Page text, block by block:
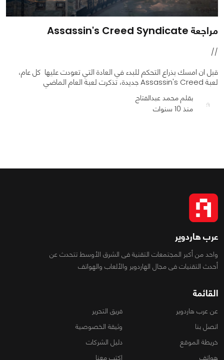
مراجعة Assassin's Creed Syndicate
//
قبل ان امسك بذراع التحكم للبدء في العادة التي تعودت عليها كل عام،
لعبة Assassin's Creed جديدة، تذكرت لعبة العام الماضي
بقلم محمد عبدالفتاح
منذ 10 سنوات
عرب هاردوير
واحد من أكبر المجتمعات التقنية فى الشرق الأوسط تتحدث عن
أحدث التقنيات فى مجال الهاردوير والألعاب والهواتف
القائمة
عن عرب هاردوير
فريق التحرير
اتصل بنا
وثيقة الخصوصية
خريطة الموقع
دليل الشركات
هواتف
اكتب معنا